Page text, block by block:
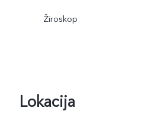
Žiroskop
Lokacija